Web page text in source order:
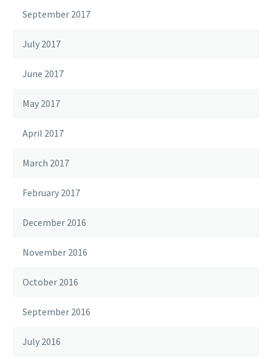
September 2017
July 2017
June 2017
May 2017
April 2017
March 2017
February 2017
December 2016
November 2016
October 2016
September 2016
July 2016